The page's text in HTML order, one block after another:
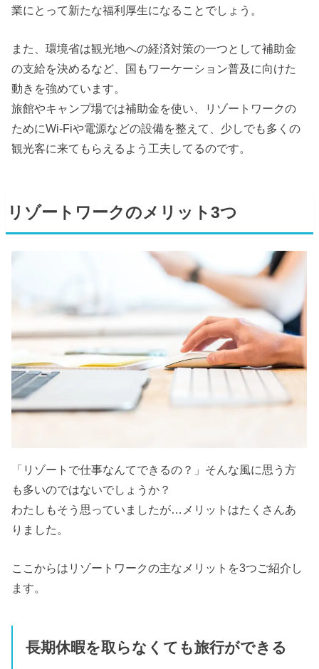
業にとって新たな福利厚生になることでしょう。
また、環境省は観光地への経済対策の一つとして補助金
の支給を決めるなど、国もワーケーション普及に向けた
動きを強めています。
旅館やキャンプ場では補助金を使い、リゾートワークの
ためにWi-Fiや電源などの設備を整えて、少しでも多くの
観光客に来てもらえるよう工夫してるのです。
リゾートワークのメリット3つ
「リゾートで仕事なんてできるの？」そんな風に思う方
も多いのではないでしょうか？
わたしもそう思っていましたが…メリットはたくさんあ
りました。
ここからはリゾートワークの主なメリットを3つご紹介し
ます。
長期休暇を取らなくても旅行ができる